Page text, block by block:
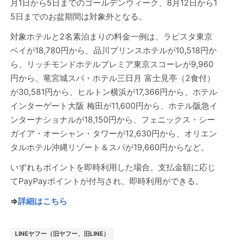
月1日から5日までのゴールデンウィーク、8月12日から1
5日までのお盆期間は対象外となる。
対象ホテルと2名素泊まりの料金一例は、ラビスタ東京
ベイが18,780円から、品川プリンスホテルが10,518円か
ら、リッチモンドホテルプレミア東京スコーレが9,960
円から、竜宮城スパ・ホテル三日月 富士見亭（2食付）
が30,581円から、ヒルトン横浜が17,366円から、ホテル
インターゲート大阪 梅田が11,600円から、ホテル阪急イ
ンターナショナルが18,150円から、フェニックス・シー
ガイア・オーシャン・タワーが12,630円から、オリエン
タルホテル沖縄リゾート＆スパが19,660円からなど。
いずれもポイントを即時利用した場合。支払金額に応じ
てPayPayポイントが付与され、即時利用ができる。
⇒詳細はこちら
LINEヤフー（旧ヤフー、旧LINE）